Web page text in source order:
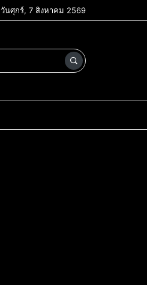
วันศุกร์, 7 สิงหาคม 2569